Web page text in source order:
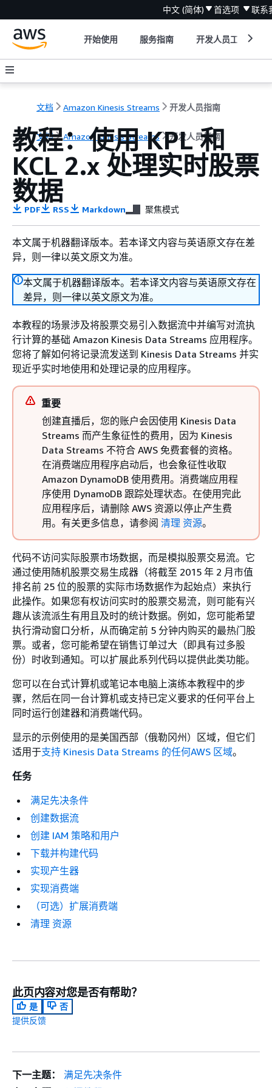
中文 (简体) 首选项 联系
开始使用 服务指南 开发人员工具
文档 Amazon Kinesis Streams 开发人员指南
文档 Amazon Kinesis Streams 开发人员指南
教程：使用 KPL 和
KCL 2.x 处理实时股票
数据
PDF RSS Markdown 聚焦模式
本文属于机器翻译版本。若本译文内容与英语原文存在差
异，则一律以英文原文为准。
本文属于机器翻译版本。若本译文内容与英语原文存在
差异，则一律以英文原文为准。
本教程的场景涉及将股票交易引入数据流中并编写对流执
行计算的基础 Amazon Kinesis Data Streams 应用程序。
您将了解如何将记录流发送到 Kinesis Data Streams 并实
现近乎实时地使用和处理记录的应用程序。
重要
创建直播后，您的账户会因使用 Kinesis Data
Streams 而产生象征性的费用，因为 Kinesis
Data Streams 不符合 AWS 免费套餐的资格。
在消费端应用程序启动后，也会象征性收取
Amazon DynamoDB 使用费用。消费端应用程
序使用 DynamoDB 跟踪处理状态。在使用完此
应用程序后，请删除 AWS 资源以停止产生费
用。有关更多信息，请参阅 清理 资源。
代码不访问实际股票市场数据，而是模拟股票交易流。它
通过使用随机股票交易生成器（将截至 2015 年 2 月市值
排名前 25 位的股票的实际市场数据作为起始点）来执行
此操作。如果您有权访问实时的股票交易流，则可能有兴
趣从该流派生有用且及时的统计数据。例如，您可能希望
执行滑动窗口分析，从而确定前 5 分钟内购买的最热门股
票。或者，您可能希望在销售订单过大（即具有过多股
份）时收到通知。可以扩展此系列代码以提供此类功能。
您可以在台式计算机或笔记本电脑上演练本教程中的步
骤，然后在同一台计算机或支持已定义要求的任何平台上
同时运行创建器和消费端代码。
显示的示例使用的是美国西部（俄勒冈州）区域，但它们
适用于支持 Kinesis Data Streams 的任何AWS 区域。
任务
满足先决条件
创建数据流
创建 IAM 策略和用户
下载并构建代码
实现产生器
实现消费端
（可选）扩展消费端
清理 资源
此页内容对您是否有帮助？
是
否
提供反馈
下一主题：
满足先决条件